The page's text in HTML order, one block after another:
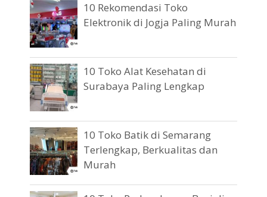
10 Rekomendasi Toko
Elektronik di Jogja Paling Murah
10 Toko Alat Kesehatan di
Surabaya Paling Lengkap
10 Toko Batik di Semarang
Terlengkap, Berkualitas dan
Murah